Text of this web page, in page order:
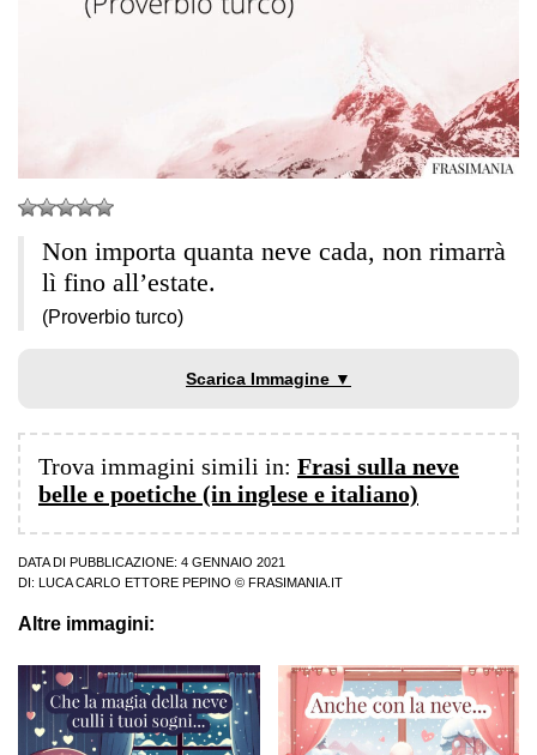
Non importa quanta neve cada, non rimarrà
lì fino all’estate.
(Proverbio turco)
Scarica Immagine ▼
Trova immagini simili in: Frasi sulla neve
belle e poetiche (in inglese e italiano)
DATA DI PUBBLICAZIONE: 4 GENNAIO 2021
DI:
LUCA CARLO ETTORE PEPINO © FRASIMANIA.IT
Altre immagini: